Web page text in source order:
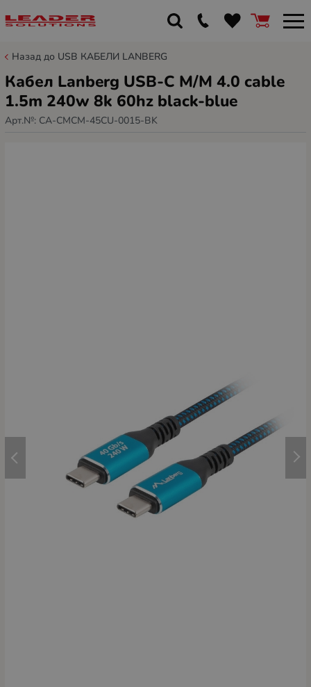
Назад до USB КАБЕЛИ LANBERG
Кабел Lanberg USB-C M/M 4.0 cable
1.5m 240w 8k 60hz black-blue
Арт.№: CA-CMCM-45CU-0015-BK